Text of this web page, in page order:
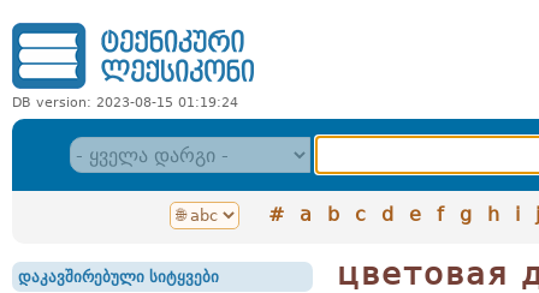
DB version: 2023-08-15 01:19:24
# a b c d e f g h i j
დაკავშირებული სიტყვები цветовая